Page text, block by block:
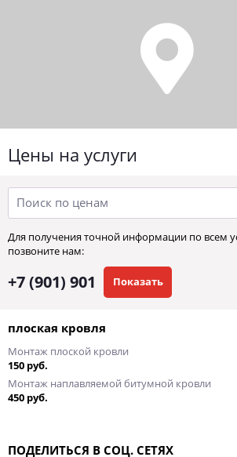
Цены на услуги
Для получения точной информации по всем
позвоните нам:
+7 (901) 901 Показать
плоская кровля
Монтаж плоской кровли
150 руб.
Монтаж наплавляемой битумной кровли
450 руб.
ПОДЕЛИТЬСЯ В СОЦ. СЕТЯХ